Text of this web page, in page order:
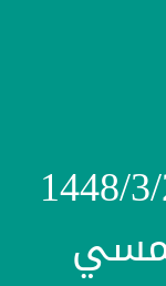
الهجري 1448/3/28